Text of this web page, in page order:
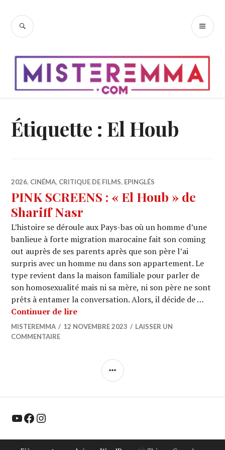
contenu
RECHERCHE
Étiquette : El Houb
2026, CINÉMA, CRITIQUE DE FILMS, EPINGLÉS
PINK SCREENS : « El Houb » de
Shariff Nasr
L’histoire se déroule aux Pays-bas où un homme d’une
banlieue à forte migration marocaine fait son coming
out auprès de ses parents après que son père l’ai
surpris avec un homme nu dans son appartement. Le
type revient dans la maison familiale pour parler de
son homosexualité mais ni sa mère, ni son père ne sont
prêts à entamer la conversation. Alors, il décide de …
Continuer de lirePINK SCREENS : « El Houb » de
MISTEREMMA 12 NOVEMBRE 2023
LAISSER UN
COMMENTAIRE
COLONNE
YouTube Facebook Instagram